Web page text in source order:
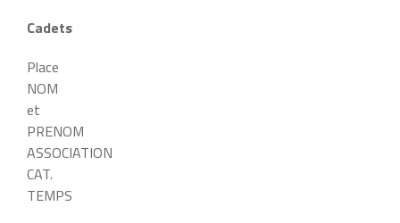
Cadets
Place
NOM
et
PRENOM
ASSOCIATION
CAT.
TEMPS